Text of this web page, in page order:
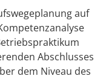
auf
Abschlusses
dem Niveau des